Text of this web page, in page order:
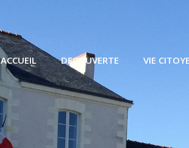
ACCUEIL DECOUVERTE VIE